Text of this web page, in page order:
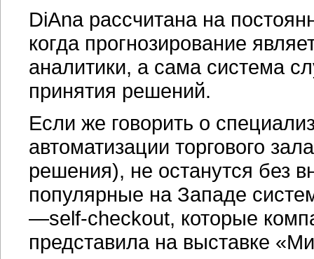
DiAna рассчитана на
когда прогнозирование
аналитики, а сама система
принятия решений.
Если же говорить о
автоматизации торгового
решения), не останутся без
популярные на Западе
—self-checkout, которые
представила на выставке